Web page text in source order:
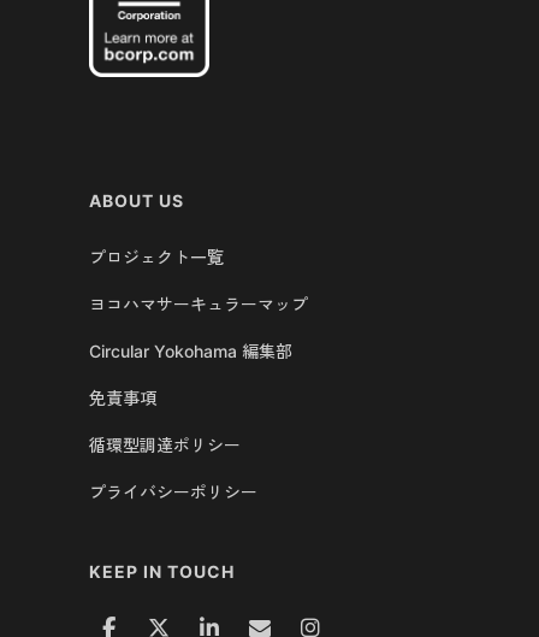
ABOUT US
プロジェクト一覧
ヨコハマサーキュラーマップ
Circular Yokohama 編集部
免責事項
循環型調達ポリシー
プライバシーポリシー
KEEP IN TOUCH